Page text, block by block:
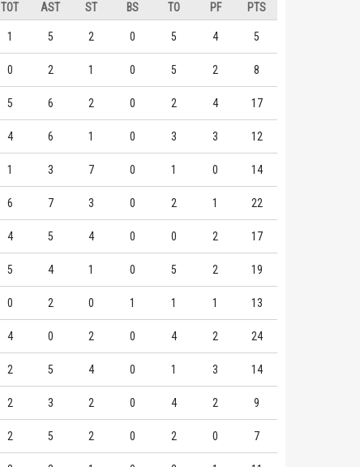
TOT AST ST BS TO PF PTS
1 5 2 0 5 4 5
0 2 1 0 5 2 8
5 6 2 0 2 4 17
4 6 1 0 3 3 12
1 3 7 0 1 0 14
6 7 3 0 2 1 22
4 5 4 0 0 2 17
5 4 1 0 5 2 19
0 2 0 1 1 1 13
4 0 2 0 4 2 24
2 5 4 0 1 3 14
2 3 2 0 4 2 9
2 5 2 0 2 0 7